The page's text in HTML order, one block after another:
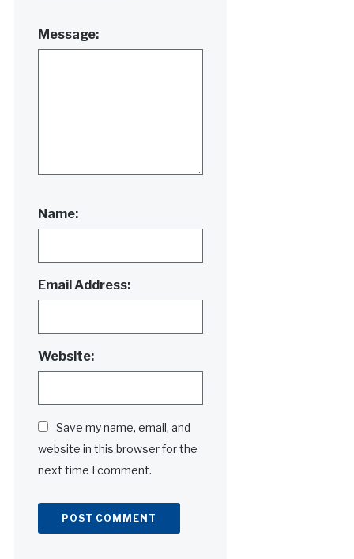
Message:
Name:
Email Address:
Website:
Save my name, email, and
website in this browser for the
next time I comment.